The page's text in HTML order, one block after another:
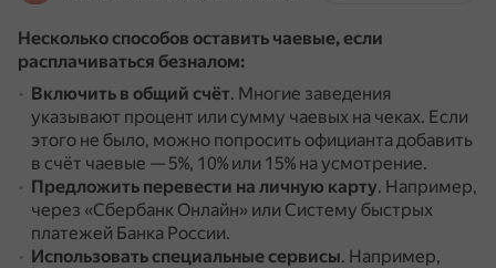
Несколько способов оставить чаевые, если
расплачиваться безналом:
Включить в общий счёт. Многие заведения
указывают процент или сумму чаевых на чеках. Если
этого не было, можно попросить официанта добавить
в счёт чаевые — 5%, 10% или 15% на усмотрение.
Предложить перевести на личную карту. Например,
через «Сбербанк Онлайн» или Систему быстрых
платежей Банка России.
Использовать специальные сервисы. Например,